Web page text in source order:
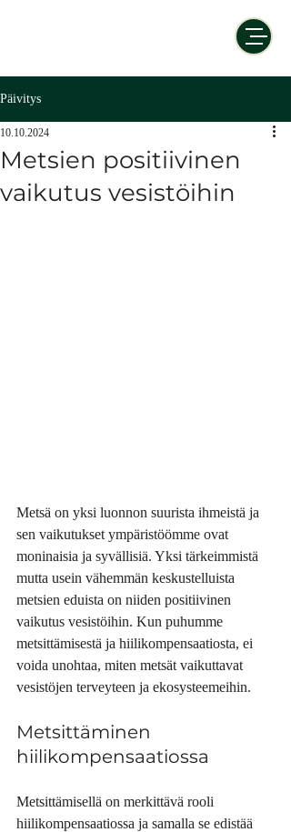
Päivitys
Metsien positiivinen
vaikutus vesistöihin
10.10.2024
Metsä on yksi luonnon suurista ihmeistä ja
sen vaikutukset ympäristöömme ovat
moninaisia ja syvällisiä. Yksi tärkeimmistä
mutta usein vähemmän keskustelluista
metsien eduista on niiden positiivinen
vaikutus vesistöihin. Kun puhumme
metsittämisestä ja hiilikompensaatiosta, ei
voida unohtaa, miten metsät vaikuttavat
vesistöjen terveyteen ja ekosysteemeihin.
Metsittäminen
hiilikompensaatiossa
Metsittämisellä on merkittävä rooli
hiilikompensaatiossa ja samalla se edistää